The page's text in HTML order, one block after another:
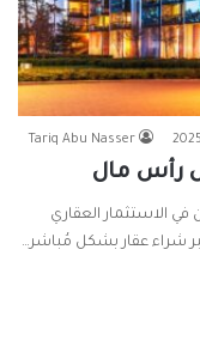
Tariq Abu Nasser
رأس مال
في الاستثمار العقاري
شراء عقار بشكل مُباشر…